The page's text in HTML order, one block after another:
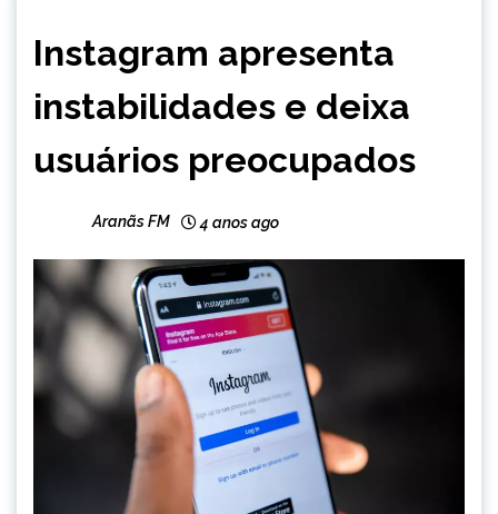
Instagram apresenta
instabilidades e deixa
usuários preocupados
Aranãs FM 4 anos ago